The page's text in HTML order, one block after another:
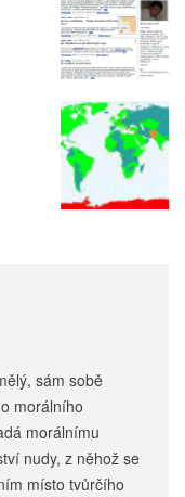
sám sobě
morálního
morálnímu
nudy, z něhož se
místo tvůrčího